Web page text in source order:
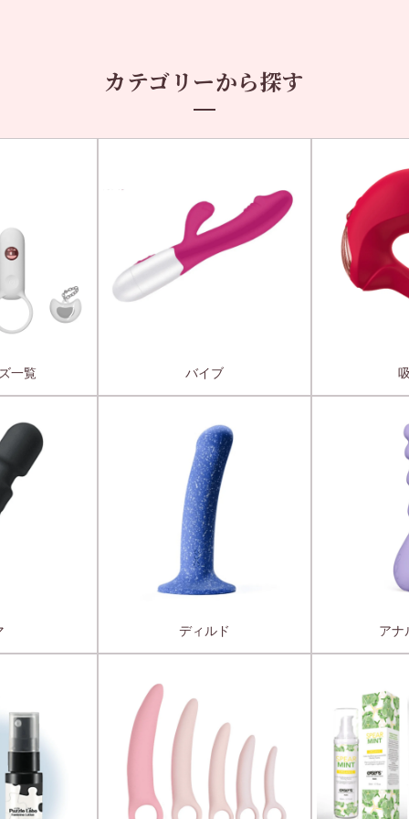
カテゴリーから探す
一覧 バイブ
ディルド アナ